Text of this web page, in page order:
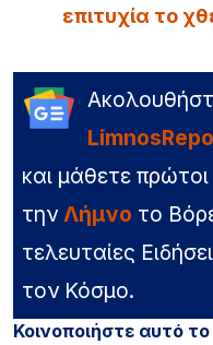
επιτυχία το
και μάθετε πρώτοι
την Λήμνο το
τελευταίες
τον Κόσμο.
Κοινοποιήστε αυτό